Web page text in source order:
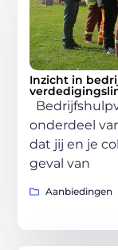
Inzicht in
onderdeel
dat jij en je
geval van
Aanbiedingen